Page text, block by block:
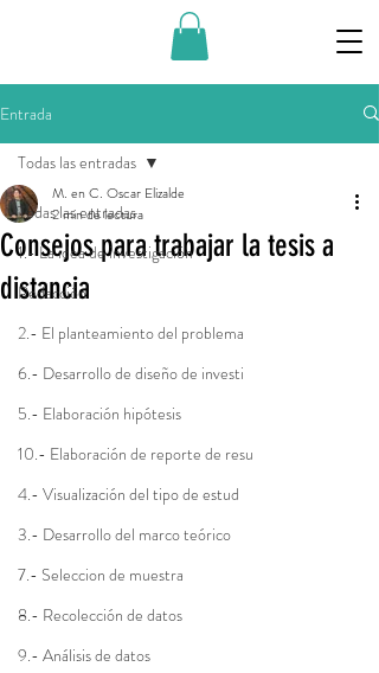
Entrada
Todas las entradas
1.- La idea de investigación
Redacción
2.- El planteamiento del problema
6.- Desarrollo de diseño de investi
5.- Elaboración hipótesis
10.- Elaboración de reporte de resu
4.- Visualización del tipo de estud
3.- Desarrollo del marco teórico
7.- Seleccion de muestra
8.- Recolección de datos
9.- Análisis de datos
Todas las entradas
Consejos para trabajar la tesis a
distancia
M. en C. Oscar Elizalde
2 min de lectura